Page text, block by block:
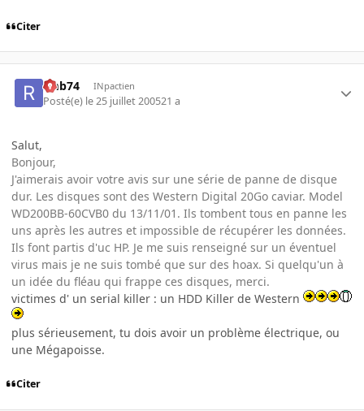
Citer
rmb74 INpactien
Posté(e) le 25 juillet 200521 a
Salut,
Bonjour,
J'aimerais avoir votre avis sur une série de panne de disque
dur. Les disques sont des Western Digital 20Go caviar. Model
WD200BB-60CVB0 du 13/11/01. Ils tombent tous en panne les
uns après les autres et impossible de récupérer les données.
Ils font partis d'uc HP. Je me suis renseigné sur un éventuel
virus mais je ne suis tombé que sur des hoax. Si quelqu'un à
un idée du fléau qui frappe ces disques, merci.
victimes d' un serial killer : un HDD Killer de Western
plus sérieusement, tu dois avoir un problème électrique, ou
une Mégapoisse.
Citer